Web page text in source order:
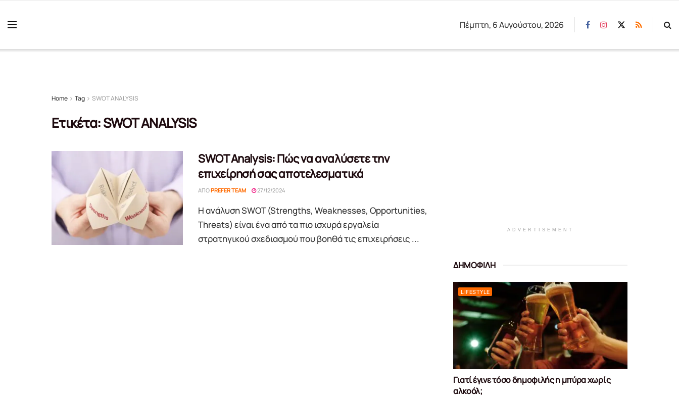
Πέμπτη, 6 Αυγούστου, 2026
Home Tag SWOT ANALYSIS
Ετικέτα:SWOT ANALYSIS
SWOT Analysis: Πώς να αναλύσετε την
επιχείρησή σας αποτελεσματικά
ΑΠΌPREFER TEAM 27/12/2024
Η ανάλυση SWOT (Strengths, Weaknesses, Opportunities,
Threats) είναι ένα από τα πιο ισχυρά εργαλεία
στρατηγικού σχεδιασμού που βοηθά τις επιχειρήσεις ...
ADVERTISEMENT
ΔΗΜΟΦΙΛΗ
LIFESTYLE
Γιατί έγινε τόσο δημοφιλής η μπύρα χωρίς
αλκοόλ;